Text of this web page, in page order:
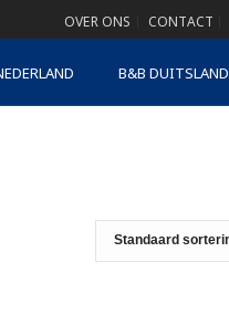
OVER ONS CONTACT
B&B DUITSLAND